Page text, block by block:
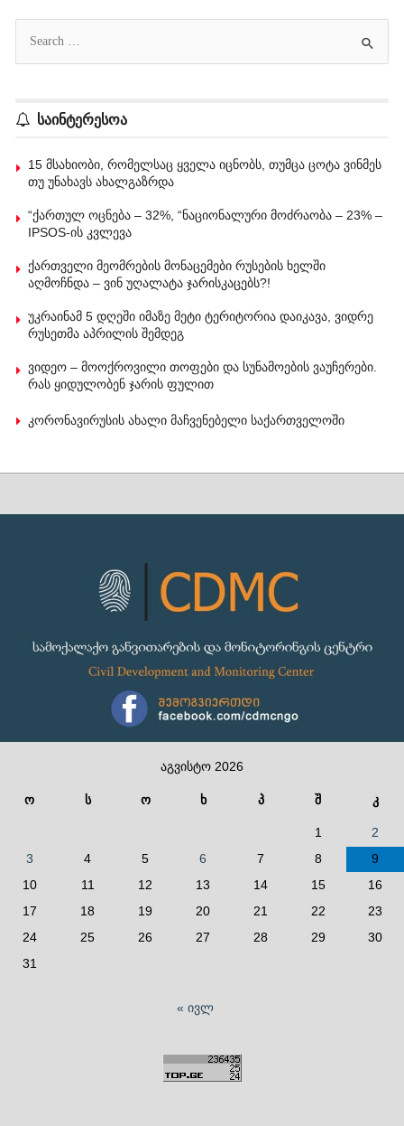
საინტერესოა
15 მსახიობი, რომელსაც ყველა იცნობს, თუმცა ცოტა ვინმეს
თუ უნახავს ახალგაზრდა
“ქართულ ოცნება – 32%, “ნაციონალური მოძრაობა – 23% –
IPSOS-ის კვლევა
ქართველი მეომრების მონაცემები რუსების ხელში
აღმოჩნდა – ვინ უღალატა ჯარისკაცებს?!
უკრაინამ 5 დღეში იმაზე მეტი ტერიტორია დაიკავა, ვიდრე
რუსეთმა აპრილის შემდეგ
ვიდეო – მოოქროვილი თოფები და სუნამოების ვაუჩერები.
რას ყიდულობენ ჯარის ფულით
კორონავირუსის ახალი მაჩვენებელი საქართველოში
აგვისტო 2026
ო ს ო ხ პ შ კ
1
2
3
4 5 6 7 8
9
10
11 12 13 14 15
16
17
18 19 20 21 22
23
24
25 26 27 28 29
30
31
« ივლ